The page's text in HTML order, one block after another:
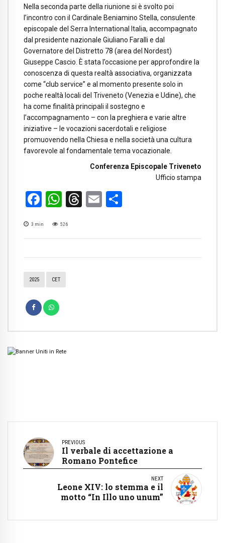
Nella seconda parte della riunione si è svolto poi
l’incontro con il Cardinale Beniamino Stella, consulente
episcopale del Serra International Italia, accompagnato
dal presidente nazionale Giuliano Faralli e dal
Governatore del Distretto 78 (area del Nordest)
Giuseppe Cascio. È stata l’occasione per approfondire la
conoscenza di questa realtà associativa, organizzata
come “club service” e al momento presente solo in
poche realtà locali del Triveneto (Venezia e Udine), che
ha come finalità principali il sostegno e
l’accompagnamento – con la preghiera e varie altre
iniziative – le vocazioni sacerdotali e religiose
promuovendo nella Chiesa e nella società una cultura
favorevole al fondamentale tema vocazionale.
Conferenza Episcopale Triveneto
Ufficio stampa
Facebook
WhatsApp
Threads
Email
3 min 526
2025 CET
PREVIOUS
Il verbale di accettazione a
Romano Pontefice
NEXT
Leone XIV: lo stemma e il
motto “In Illo uno unum”